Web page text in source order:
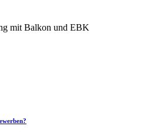
mit Balkon und EBK